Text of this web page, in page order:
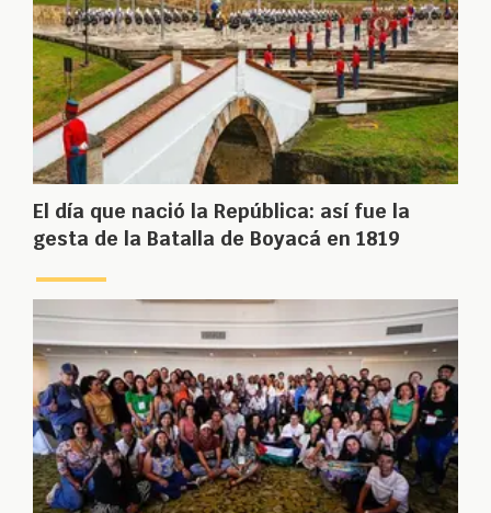
El día que nació la República: así fue la
gesta de la Batalla de Boyacá en 1819